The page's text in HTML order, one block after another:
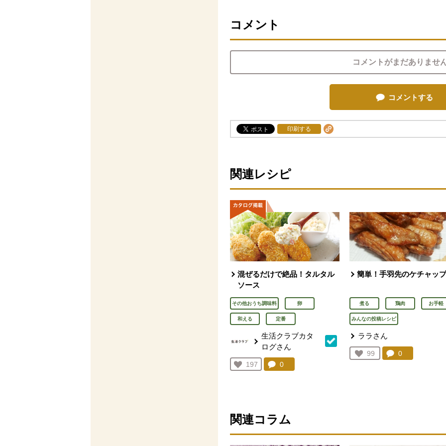
コメント
コメントがまだありませ
コメントする
印刷する
関連レシピ
混ぜるだけで絶品！タルタル
ソース
その他おうち調味料 卵
和える 定番
生活クラブカタ
ログさん
お気に入り登録：
197
人が登録
コメント：
0
簡単！手羽先のケチャッ
煮る 鶏肉 お手軽
みんなの投稿レシピ
ララさん
お気に入り登録：
99
人が登録
コメント：
0件。コメント
関連コラム